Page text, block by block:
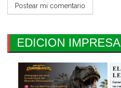
EDICION IMPRESA